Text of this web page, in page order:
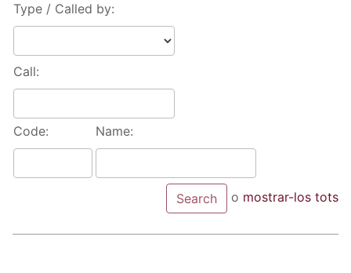
Type / Called by:
Call:
Code: Name:
o mostrar-los tots